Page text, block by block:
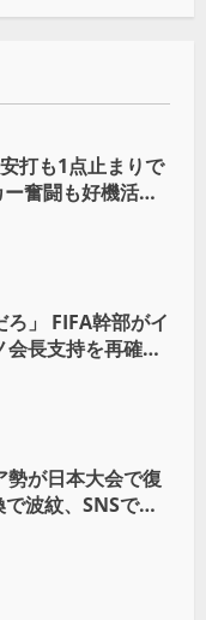
打も1点止まりで
奮闘も好機活か
ろ」 FIFA幹部がイ
長支持を再確認
勢が日本大会で復
波紋、SNSでは